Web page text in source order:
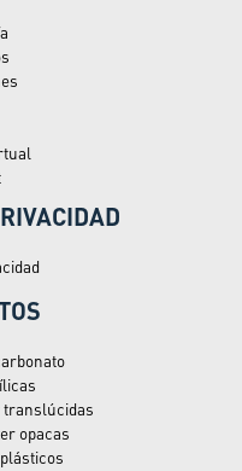
translúcidas
opacas